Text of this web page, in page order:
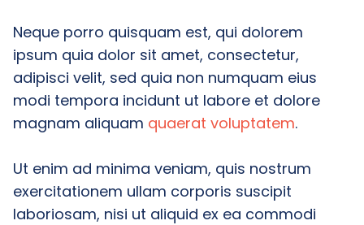
Neque porro quisquam est, qui dolorem
ipsum quia dolor sit amet, consectetur,
adipisci velit, sed quia non numquam eius
modi tempora incidunt ut labore et dolore
magnam aliquam quaerat voluptatem.
Ut enim ad minima veniam, quis nostrum
exercitationem ullam corporis suscipit
laboriosam, nisi ut aliquid ex ea commodi